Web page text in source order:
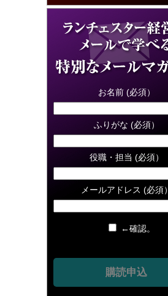
お名前 (必須）
ふりがな (必須）
役職・担当 (必須）
メールアドレス (必須）
←確認。